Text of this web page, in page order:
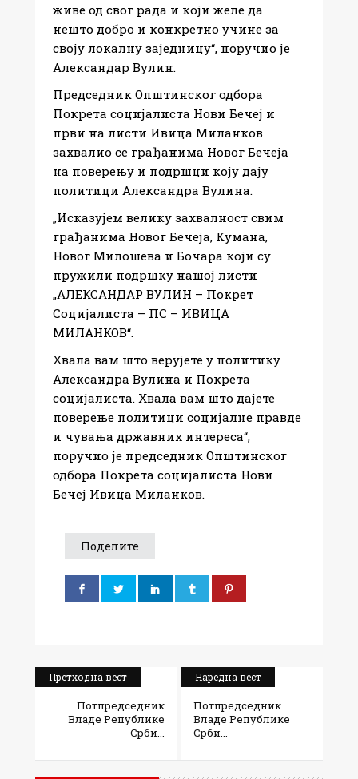
живе од свог рада и који желе да
нешто добро и конкретно учине за
своју локалну заједницу“, поручио је
Александар Вулин.
Председник Општинског одбора
Покрета социјалиста Нови Бечеј и
први на листи Ивица Миланков
захвалио се грађанима Новог Бечеја
на поверењу и подршци коју дају
политици Александра Вулина.
„Исказујем велику захвалност свим
грађанима Новог Бечеја, Кумана,
Новог Милошева и Бочара који су
пружили подршку нашој листи
„АЛЕКСАНДАР ВУЛИН – Покрет
Социјалиста – ПС – ИВИЦА
МИЛАНКОВ“.
Хвала вам што верујете у политику
Александра Вулина и Покрета
социјалиста. Хвала вам што дајете
поверење политици социјалне правде
и чувања државних интереса“,
поручио је председник Општинског
одбора Покрета социјалиста Нови
Бечеј Ивица Миланков.
Поделите
Претходна вест
Потпредседник
Владе Републике
Срби...
Наредна вест
Потпредседник
Владе Републике
Срби...